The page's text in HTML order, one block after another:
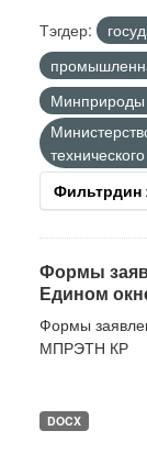
Тэгдер:
Формы
Едином
Формы
МПРЭТН КР
DOCX